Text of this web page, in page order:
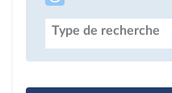
Type de recherche